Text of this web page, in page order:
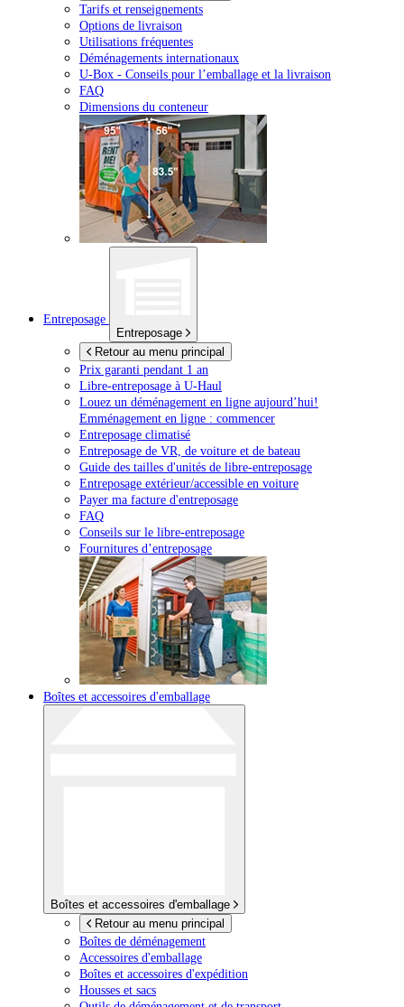
Tarifs et renseignements
Options de livraison
Utilisations fréquentes
Déménagements internationaux
U-Box - Conseils pour l’emballage et la livraison
FAQ
Dimensions du conteneur
Entreposage
Entreposage
Retour au menu principal
Prix garanti pendant 1 an
Libre-entreposage à U-Haul
Louez un déménagement en ligne aujourd’hui!
Emménagement en ligne : commencer
Entreposage climatisé
Entreposage de VR, de voiture et de bateau
Guide des tailles d'unités de libre-entreposage
Entreposage extérieur/accessible en voiture
Payer ma facture d'entreposage
FAQ
Conseils sur le libre-entreposage
Fournitures d’entreposage
Boîtes et accessoires d'emballage
Boîtes et accessoires d'emballage
Retour au menu principal
Boîtes de déménagement
Accessoires d'emballage
Boîtes et accessoires d'expédition
Housses et sacs